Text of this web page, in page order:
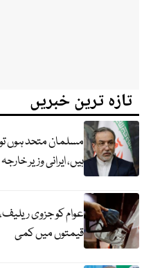
تازہ ترین خبریں
مسلمان متحد ہوں
ہیں، ایرانی وزیر خارجہ
عوام کو جزوی
قیمتوں میں کمی